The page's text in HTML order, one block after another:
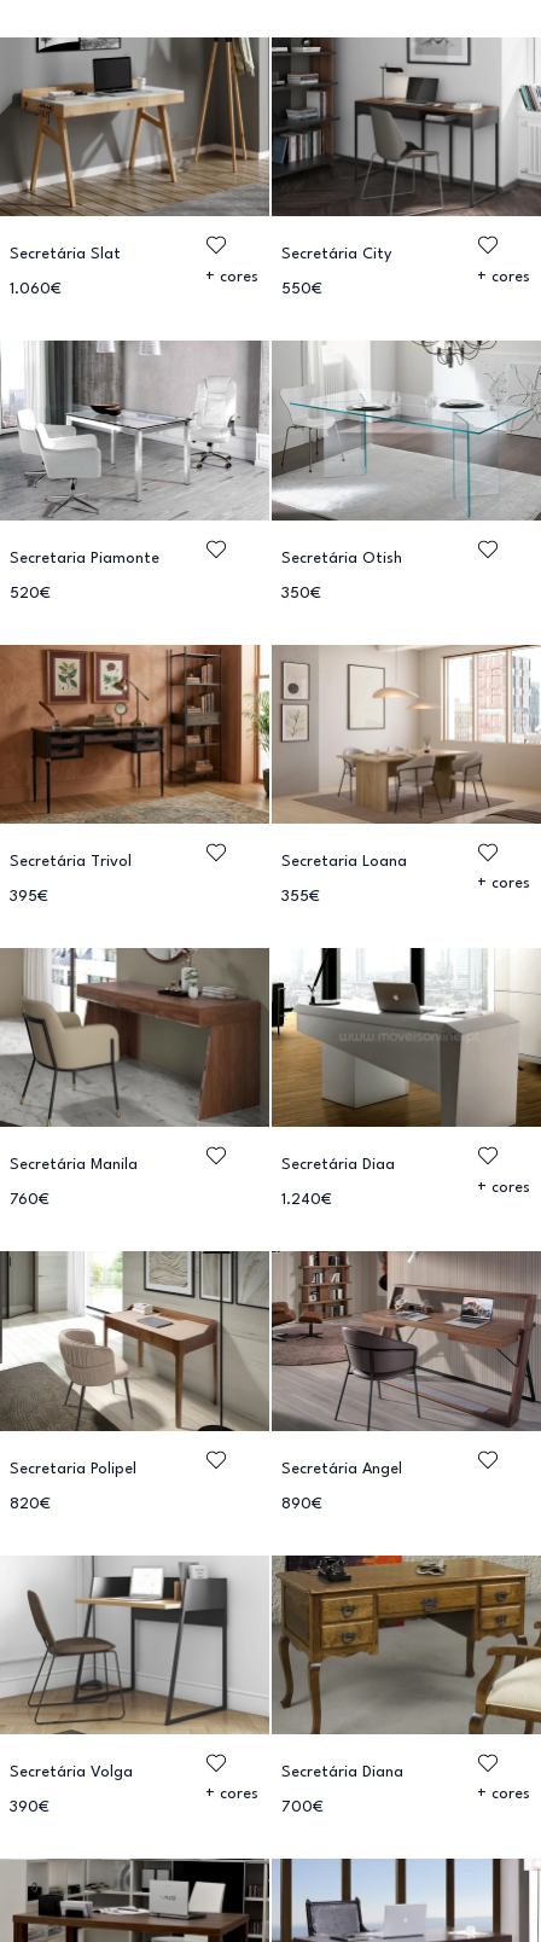
Secretária Slat
1.060€
+ cores
Secretária City
550€
+ cores
Secretaria Piamonte
520€
Secretária Otish
350€
Secretária Trivol
395€
Secretaria Loana
355€
+ cores
Secretária Manila
760€
Secretária Diaa
1.240€
+ cores
Secretaria Polipel
820€
Secretária Angel
890€
Secretária Volga
390€
+ cores
Secretária Diana
700€
+ cores